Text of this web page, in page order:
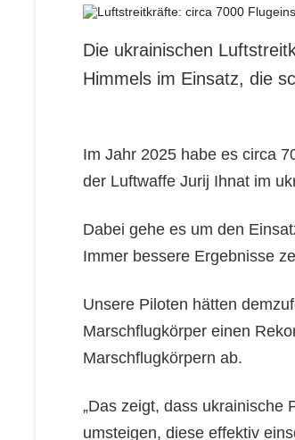
Die ukrainischen
Himmels im Einsatz, die
Im Jahr 2025 habe es circa
der Luftwaffe Jurij Ihnat im
Dabei gehe es um den
Immer bessere Ergebnisse
Unsere Piloten hätten
Marschflugkörper einen
Marschflugkörpern ab.
„Das zeigt, dass ukrainische
umsteigen, diese effektiv